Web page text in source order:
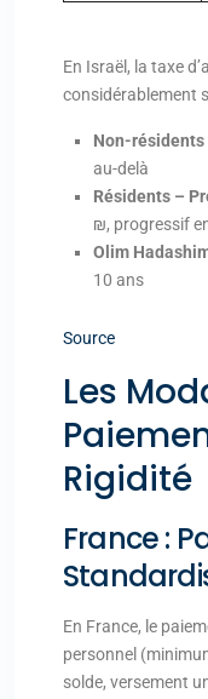
En Israël, la taxe
considérablement
Non-résidents
au-delà
Résidents –
₪, progressif
Olim
10 ans
Source
Les
Rigidité
France :
En France, le
personnel
solde, versement